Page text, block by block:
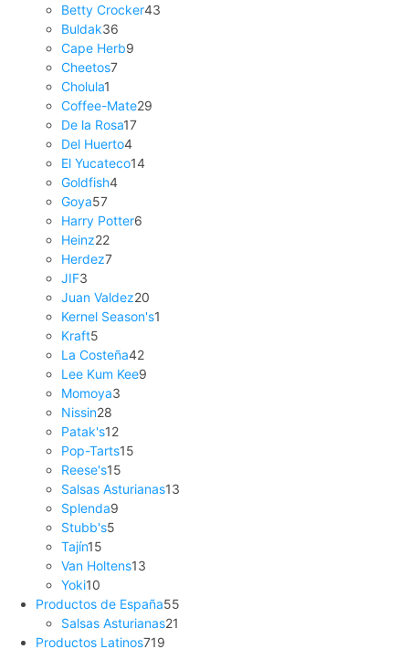
Betty Crocker43
Buldak36
Cape Herb9
Cheetos7
Cholula1
Coffee-Mate29
De la Rosa17
Del Huerto4
El Yucateco14
Goldfish4
Goya57
Harry Potter6
Heinz22
Herdez7
JIF3
Juan Valdez20
Kernel Season's1
Kraft5
La Costeña42
Lee Kum Kee9
Momoya3
Nissin28
Patak's12
Pop-Tarts15
Reese's15
Salsas Asturianas13
Splenda9
Stubb's5
Tajín15
Van Holtens13
Yoki10
Productos de España55
Salsas Asturianas21
Productos Latinos719